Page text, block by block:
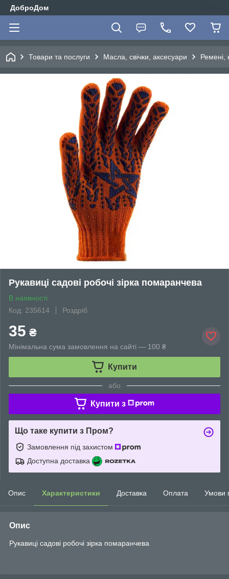
ДоброДом
Товари та послуги Масла, свічки, аксесуари Ремені,
Рукавиці садові робочі зірка помаранчева
В наявності
Код: 235614
Роздріб
35 ₴
Мінімальна сума замовлення на сайті — 100 ₴
Купити
або
Купити з
Що таке купити з Пром?
Замовлення під захистом
Доступна доставка
Опис Характеристики Доставка Оплата Умови
Опис
Рукавиці садові робочі зірка помаранчева